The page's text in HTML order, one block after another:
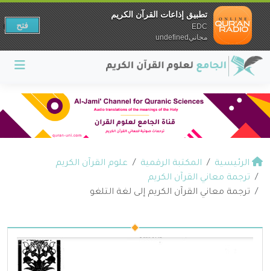
الرئيسية المكتبة الرقمية
علوم القرآن الكريم
ترجمة معاني القرآن الكريم
ترجمة معاني القرآن الكريم إلى لغة التلغو
تطبيق إذاعات القرآن الكريم
EDC
مجانيundefined
فتح